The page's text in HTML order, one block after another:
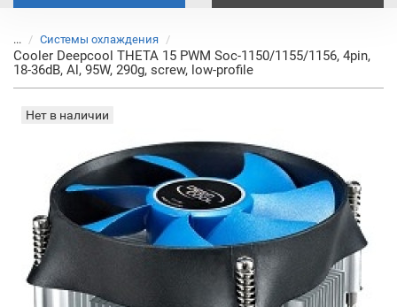
... Системы охлаждения
Cooler Deepcool THETA 15 PWM Soc-1150/1155/1156, 4pin,
18-36dB, Al, 95W, 290g, screw, low-profile
Нет в наличии